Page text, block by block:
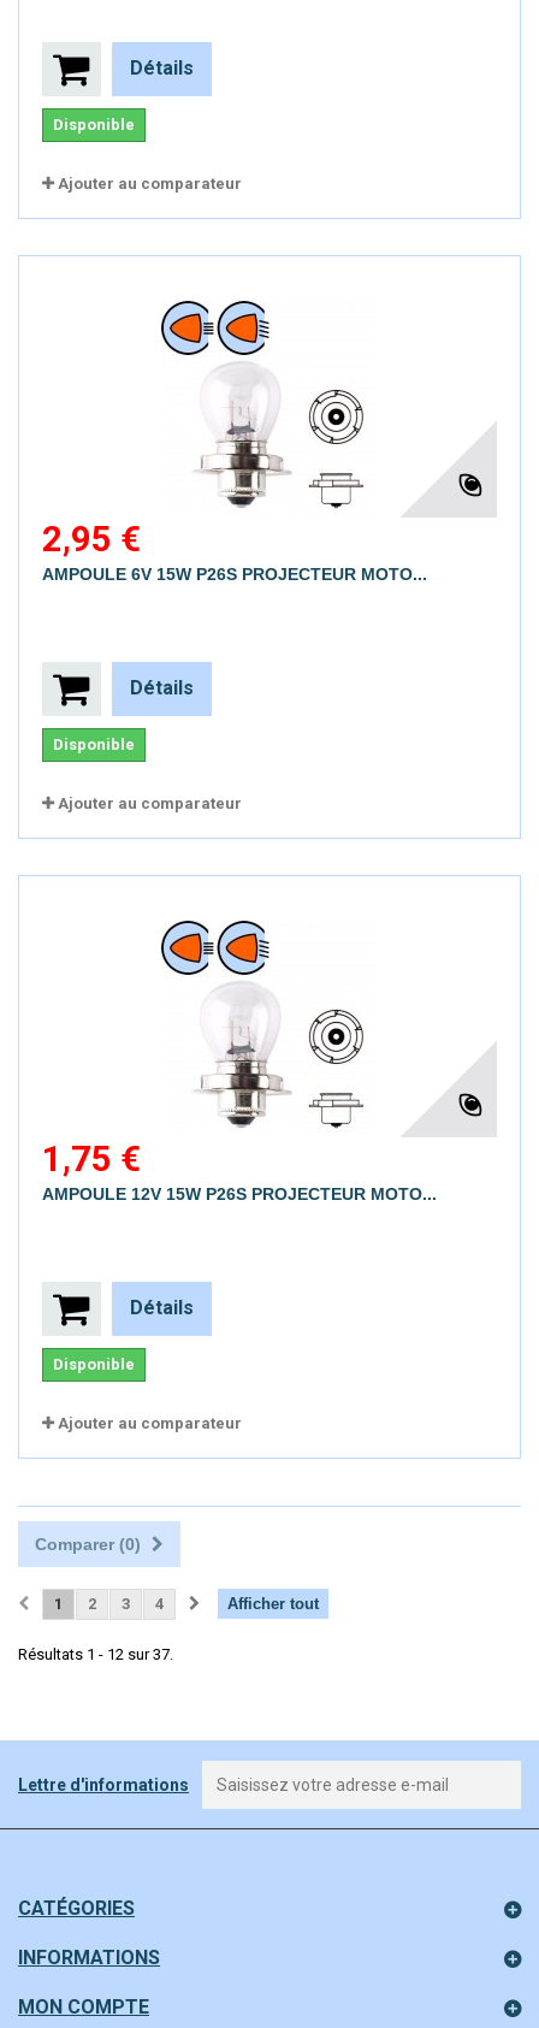
Détails
Disponible
Ajouter au comparateur
2,95 €
AMPOULE 6V 15W P26S PROJECTEUR MOTO...
Détails
Disponible
Ajouter au comparateur
1,75 €
AMPOULE 12V 15W P26S PROJECTEUR MOTO...
Détails
Disponible
Ajouter au comparateur
Comparer (0)
Afficher tout
1 2 3 4
Résultats 1 - 12 sur 37.
Lettre d'informations
CATÉGORIES
INFORMATIONS
MON COMPTE